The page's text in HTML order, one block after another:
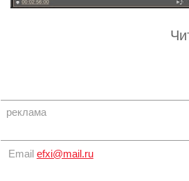
реклама
Email efxi@mail.ru